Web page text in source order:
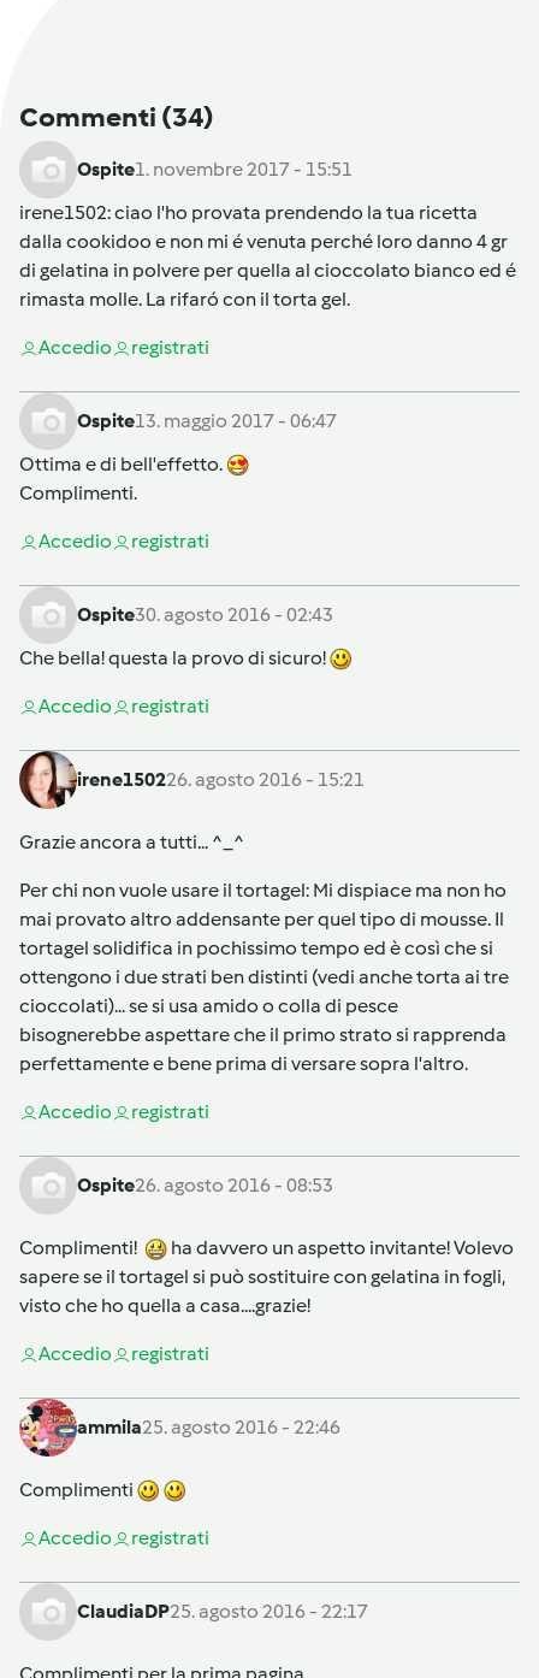
Commenti (34)
Ospite1. novembre 2017 - 15:51
irene1502: ciao l'ho provata prendendo la tua ricetta
dalla cookidoo e non mi é venuta perché loro danno 4 gr
di gelatina in polvere per quella al cioccolato bianco ed é
rimasta molle. La rifaró con il torta gel.
Accedio registrati
Ospite13. maggio 2017 - 06:47
Ottima e di bell'effetto.
Complimenti.
Accedio registrati
Ospite30. agosto 2016 - 02:43
Che bella! questa la provo di sicuro!
Accedio registrati
irene150226. agosto 2016 - 15:21
Grazie ancora a tutti... ^_^
Per chi non vuole usare il tortagel: Mi dispiace ma non ho
mai provato altro addensante per quel tipo di mousse. Il
tortagel solidifica in pochissimo tempo ed è così che si
ottengono i due strati ben distinti (vedi anche torta ai tre
cioccolati)... se si usa amido o colla di pesce
bisognerebbe aspettare che il primo strato si rapprenda
perfettamente e bene prima di versare sopra l'altro.
Accedio registrati
Ospite26. agosto 2016 - 08:53
Complimenti!
ha davvero un aspetto invitante! Volevo
sapere se il tortagel si può sostituire con gelatina in fogli,
visto che ho quella a casa....grazie!
Accedio registrati
ammila25. agosto 2016 - 22:46
Complimenti
Accedio registrati
ClaudiaDP25. agosto 2016 - 22:17